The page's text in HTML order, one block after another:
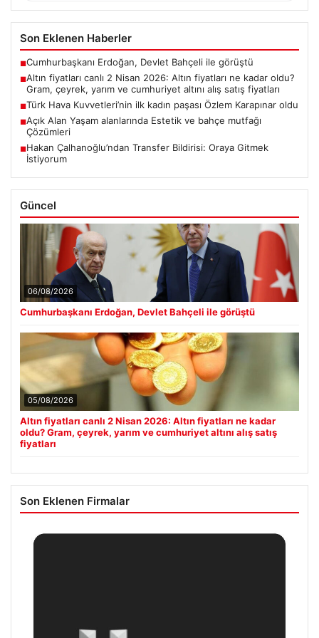
Son Eklenen Haberler
■Cumhurbaşkanı Erdoğan, Devlet Bahçeli ile görüştü
■Altın fiyatları canlı 2 Nisan 2026: Altın fiyatları ne kadar oldu?
Gram, çeyrek, yarım ve cumhuriyet altını alış satış fiyatları
■Türk Hava Kuvvetleri’nin ilk kadın paşası Özlem Karapınar oldu
■Açık Alan Yaşam alanlarında Estetik ve bahçe mutfağı
Çözümleri
■Hakan Çalhanoğlu’ndan Transfer Bildirisi: Oraya Gitmek
İstiyorum
Güncel
06/08/2026
Cumhurbaşkanı Erdoğan, Devlet Bahçeli ile görüştü
05/08/2026
Altın fiyatları canlı 2 Nisan 2026: Altın fiyatları ne kadar
oldu? Gram, çeyrek, yarım ve cumhuriyet altını alış satış
fiyatları
Son Eklenen Firmalar